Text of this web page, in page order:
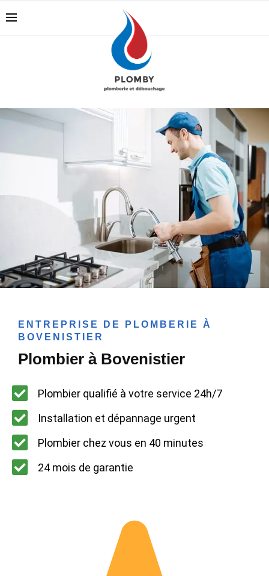
ENTREPRISE DE PLOMBERIE À
BOVENISTIER
Plombier à Bovenistier
Plombier qualifié à votre service 24h/7
Installation et dépannage urgent
Plombier chez vous en 40 minutes
24 mois de garantie